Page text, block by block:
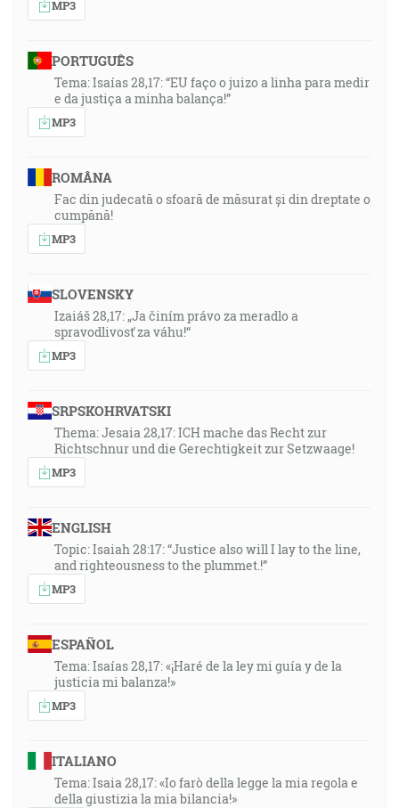
MP3
PORTUGUÊS
Tema: Isaías 28,17: “EU faço o juizo a linha para medir
e da justiça a minha balança!”
MP3
ROMÂNA
Fac din judecată o sfoară de măsurat și din dreptate o
cumpănă!
MP3
SLOVENSKY
Izaiáš 28,17: „Ja činím právo za meradlo a
spravodlivosť za váhu!“
MP3
SRPSKOHRVATSKI
Thema: Jesaia 28,17: ICH mache das Recht zur
Richtschnur und die Gerechtigkeit zur Setzwaage!
MP3
ENGLISH
Topic: Isaiah 28:17: “Justice also will I lay to the line,
and righteousness to the plummet.!”
MP3
ESPAÑOL
Tema: Isaías 28,17: «¡Haré de la ley mi guía y de la
justicia mi balanza!»
MP3
ITALIANO
Tema: Isaia 28,17: «Io farò della legge la mia regola e
della giustizia la mia bilancia!»